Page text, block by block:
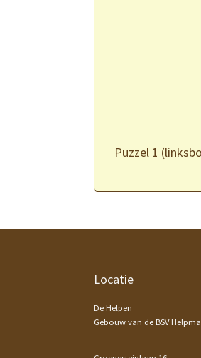
Puzzel 1
Locatie
De Helpen
Gebouw van de BSV